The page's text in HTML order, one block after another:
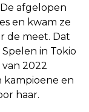
afgelopen
en kwam ze
de meet. Dat
in Tokio
2022
kampioene en
haar.